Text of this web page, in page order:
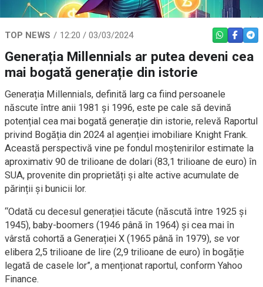
TOP NEWS 12:20 / 03/03/2024 WHATSAPP
Generația Millennials ar putea deveni cea
mai bogată generație din istorie
Generația Millennials, definită larg ca fiind persoanele
născute între anii 1981 și 1996, este pe cale să devină
potențial cea mai bogată generație din istorie, relevă Raportul
privind Bogăția din 2024 al agenției imobiliare Knight Frank.
Această perspectivă vine pe fondul moștenirilor estimate la
aproximativ 90 de trilioane de dolari (83,1 trilioane de euro) în
SUA, provenite din proprietăți și alte active acumulate de
părinții și bunicii lor.
“Odată cu decesul generației tăcute (născută între 1925 și
1945), baby-boomers (1946 până în 1964) și cea mai în
vârstă cohortă a Generației X (1965 până în 1979), se vor
elibera 2,5 trilioane de lire (2,9 trilioane de euro) în bogăție
legată de casele lor”, a menționat raportul, conform Yahoo
Finance.